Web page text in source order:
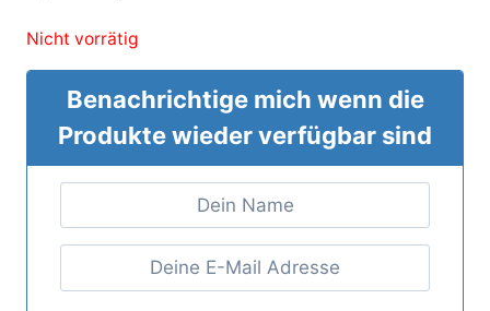
was:
3,99 €.1,00 €.
Nicht vorrätig
Benachrichtige mich wenn die
Produkte wieder verfügbar sind